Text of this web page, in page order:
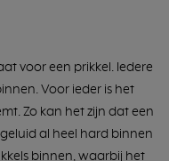
voor een prikkel. Iedere
Voor ieder is het
Zo kan het zijn dat een
al heel hard binnen
binnen, waarbij het